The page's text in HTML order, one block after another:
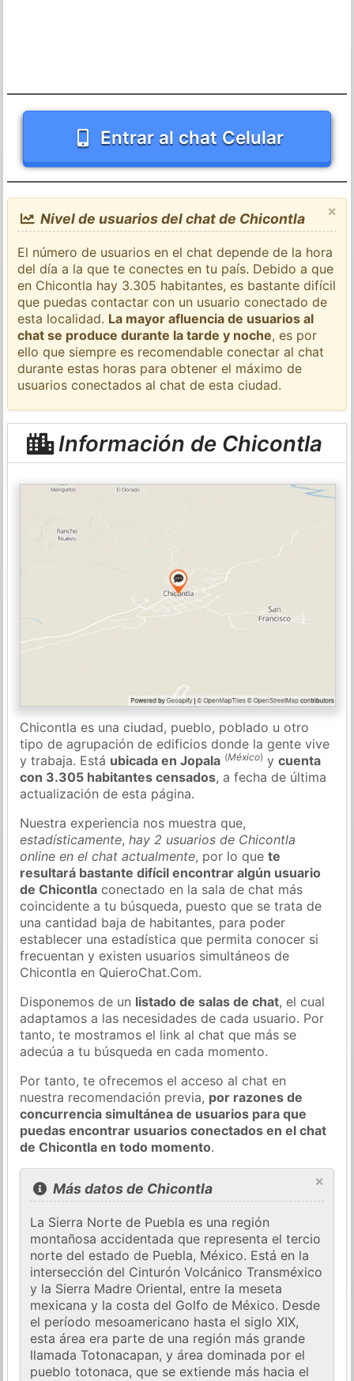
Entrar al chat Celular
×
Nivel de usuarios del chat de Chicontla
El número de usuarios en el chat depende de la hora
del día a la que te conectes en tu país. Debido a que
en Chicontla hay 3.305 habitantes, es bastante difícil
que puedas contactar con un usuario conectado de
esta localidad. La mayor afluencia de usuarios al
chat se produce durante la tarde y noche, es por
ello que siempre es recomendable conectar al chat
durante estas horas para obtener el máximo de
usuarios conectados al chat de esta ciudad.
Información de Chicontla
Chicontla es una ciudad, pueblo, poblado u otro
tipo de agrupación de edificios donde la gente vive
y trabaja. Está ubicada en Jopala (México) ycuenta
con 3.305 habitantes censados, a fecha de última
actualización de esta página.
Nuestra experiencia nos muestra que,
estadísticamente,hay 2 usuarios de Chicontla
online en el chat actualmente, por lo quete
resultará bastante difícil encontrar algún usuario
de Chicontla conectado en la sala de chat más
coincidente a tu búsqueda, puesto que se trata de
una cantidad baja de habitantes, para poder
establecer una estadística que permita conocer si
frecuentan y existen usuarios simultáneos de
Chicontla en QuieroChat.Com.
Disponemos de un listado de salas de chat, el cual
adaptamos a las necesidades de cada usuario. Por
tanto, te mostramos el link al chat que más se
adecúa a tu búsqueda en cada momento.
Por tanto, te ofrecemos el acceso al chat en
nuestra recomendación previa, por razones de
concurrencia simultánea de usuarios para que
puedas encontrar usuarios conectados en el chat
de Chicontla en todo momento.
×
Más datos de Chicontla
La Sierra Norte de Puebla es una región
montañosa accidentada que representa el tercio
norte del estado de Puebla, México. Está en la
intersección del Cinturón Volcánico Transméxico
y la Sierra Madre Oriental, entre la meseta
mexicana y la costa del Golfo de México. Desde
el período mesoamericano hasta el siglo XIX,
esta área era parte de una región más grande
llamada Totonacapan, y área dominada por el
pueblo totonaca, que se extiende más hacia el